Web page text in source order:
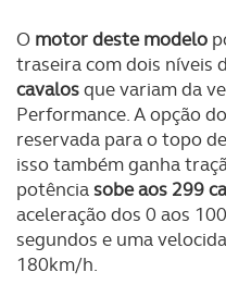
necessário no contexto
Realçamos que o
tecnologias similares
experiência de
disponibilizados.
Consulte a política de
O motor deste modelo
traseira com dois níveis
cavalosque variam da
Performance. A opção
reservada para o topo
isso também ganha
potênciasobe aos 299
aceleração dos 0 aos
segundos e uma
180km/h.